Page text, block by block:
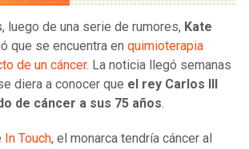
luego de una serie de rumores, Kate
que se encuentra en quimioterapia
de un cáncer. La noticia llegó semanas
diera a conocer que el rey Carlos III
de cáncer a sus 75 años.
In Touch, el monarca tendría cáncer al